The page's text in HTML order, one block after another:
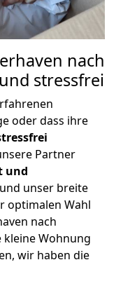
nach
stressfrei
oder dass ihre
Partner
und
unser breite
optimalen Wahl
nach
kleine Wohnung
wir haben die